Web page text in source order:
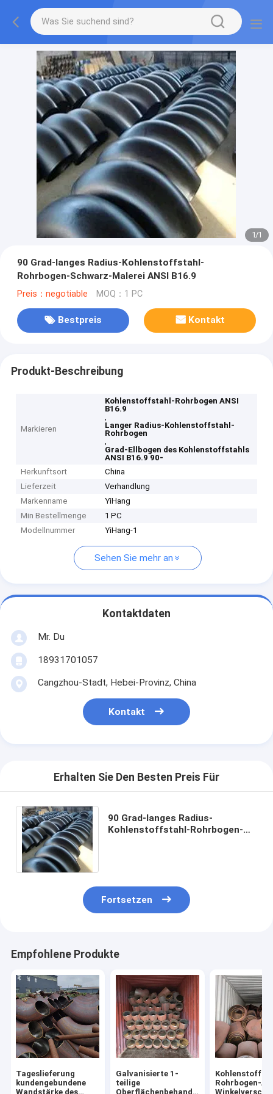
1/1
90 Grad-langes Radius-Kohlenstoffstahl-
Rohrbogen-Schwarz-Malerei ANSI B16.9
Preis：negotiable MOQ：1 PC
Bestpreis Kontakt
Produkt-Beschreibung
Markieren
Kohlenstoffstahl-Rohrbogen ANSI
B16.9
,
Langer Radius-Kohlenstoffstahl-
Rohrbogen
,
Grad-Ellbogen des Kohlenstoffstahls
ANSI B16.9 90-
Herkunftsort
China
Lieferzeit
Verhandlung
Markenname
YiHang
Min Bestellmenge
1 PC
Modellnummer
YiHang-1
Sehen Sie mehr an
Kontaktdaten
Mr. Du
18931701057
Cangzhou-Stadt, Hebei-Provinz, China
Kontakt
Erhalten Sie Den Besten Preis Für
90 Grad-langes Radius-
Kohlenstoffstahl-Rohrbogen-
Fortsetzen
Empfohlene Produkte
Tageslieferung
kundengebundene
Wandstärke des
Galvanisierte 1-
teilige
Oberflächenbehandlung
Rohrbogen-